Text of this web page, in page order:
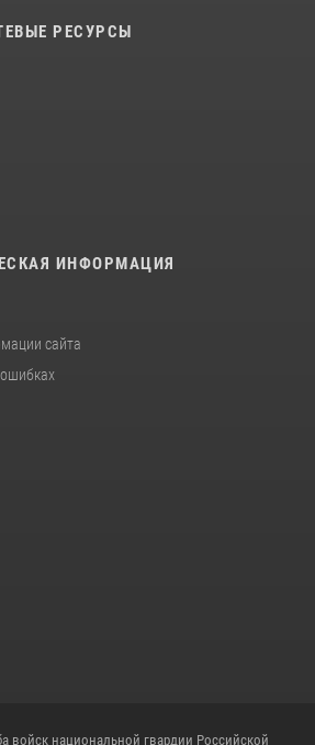
РЕСУРСЫ
ИНФОРМАЦИЯ
сайта
войск национальной гвардии Российской